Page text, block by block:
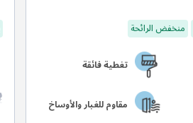
منخفض الرائحة
تغطية فائقة
مقاوم للغبار والأوساخ